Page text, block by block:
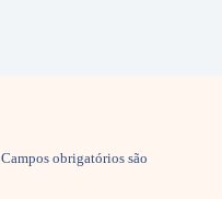
Campos obrigatórios são